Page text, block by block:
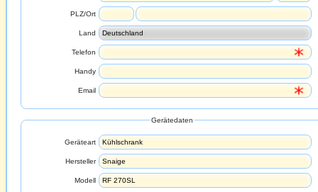
PLZ/Ort
Land
Telefon
Handy
Email
Gerätedaten
Geräteart
Hersteller
Modell